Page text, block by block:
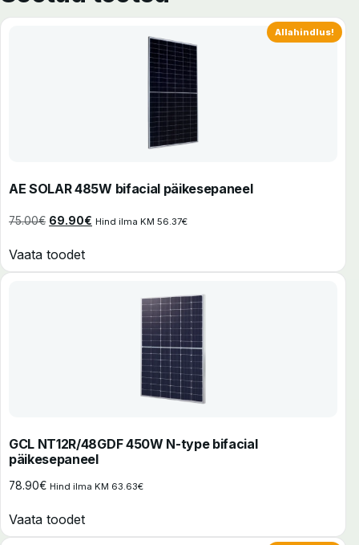
Allahindlus!
AE SOLAR 485W bifacial päikesepaneel
75.00€ Algne hind oli: 75.00€.
69.90€ Praegune hind on: 69.90€.
Hind ilma KM 56.37€
Vaata toodet
GCL NT12R/48GDF 450W N-type bifacial
päikesepaneel
78.90€ Hind ilma KM 63.63€
Vaata toodet